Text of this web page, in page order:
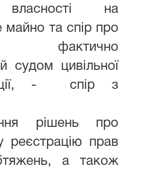
на
майно та спір про
фактично
судом цивільної
- спір з
рішень про
реєстрацію прав
а також